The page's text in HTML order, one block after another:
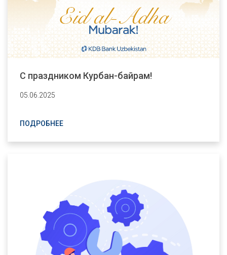
С праздником Курбан-байрам!
05.06.2025
ПОДРОБНЕЕ